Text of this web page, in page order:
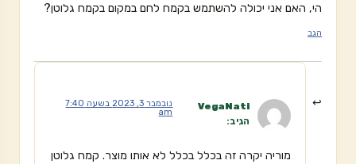
הי, האם אני יכולה להשתמש בקמח לחם במקום בקמח גלוטן?
הגב
VegaNati
הגיב:
נובמבר 3, 2023 בשעה 7:40
am
מוריה יקרה זה בכלל בכלל לא אותו מוצר. קמח גלוטן